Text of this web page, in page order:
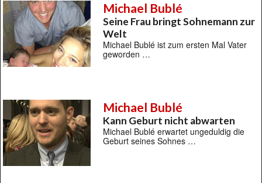
Michael Bublé
Seine Frau bringt Sohnemann zur
Welt
Michael Bublé ist zum ersten Mal Vater
geworden …
Michael Bublé
Kann Geburt nicht abwarten
Michael Bublé erwartet ungeduldig die
Geburt seines Sohnes …